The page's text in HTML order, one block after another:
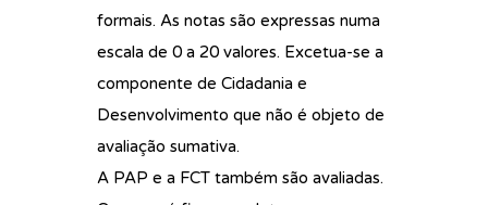
formais. As notas são expressas numa
escala de 0 a 20 valores. Excetua-se a
componente de Cidadania e
Desenvolvimento que não é objeto de
avaliação sumativa.
A PAP e a FCT também são avaliadas.